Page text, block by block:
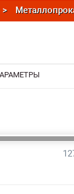
>